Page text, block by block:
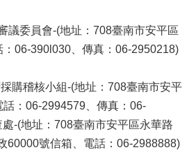
議委員會-(地址：708臺南市安平區
06-390l030、傳真：06-2950218)
購稽核小組-(地址：708臺南市安平
話：06-2994579、傳真：06-
-(地址：708臺南市安平區永華路
60000號信箱、電話：06-2988888)